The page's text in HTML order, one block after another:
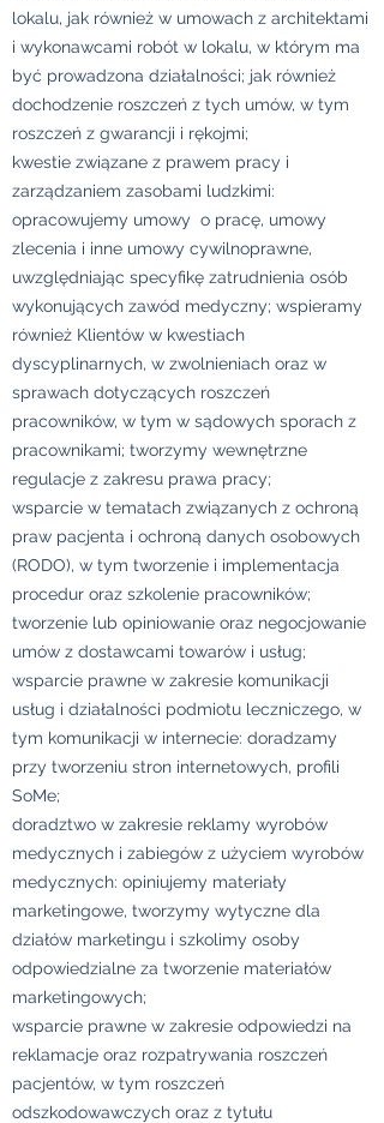
lokalu, jak również w umowach z architektami
i wykonawcami robót w lokalu, w którym ma
być prowadzona działalności; jak również
dochodzenie roszczeń z tych umów, w tym
roszczeń z gwarancji i rękojmi;
kwestie związane z prawem pracy i
zarządzaniem zasobami ludzkimi:
opracowujemy umowy o pracę, umowy
zlecenia i inne umowy cywilnoprawne,
uwzględniając specyfikę zatrudnienia osób
wykonujących zawód medyczny; wspieramy
również Klientów w kwestiach
dyscyplinarnych, w zwolnieniach oraz w
sprawach dotyczących roszczeń
pracowników, w tym w sądowych sporach z
pracownikami; tworzymy wewnętrzne
regulacje z zakresu prawa pracy;
wsparcie w tematach związanych z ochroną
praw pacjenta i ochroną danych osobowych
(RODO), w tym tworzenie i implementacja
procedur oraz szkolenie pracowników;
tworzenie lub opiniowanie oraz negocjowanie
umów z dostawcami towarów i usług;
wsparcie prawne w zakresie komunikacji
usług i działalności podmiotu leczniczego, w
tym komunikacji w internecie: doradzamy
przy tworzeniu stron internetowych, profili
SoMe;
doradztwo w zakresie reklamy wyrobów
medycznych i zabiegów z użyciem wyrobów
medycznych: opiniujemy materiały
marketingowe, tworzymy wytyczne dla
działów marketingu i szkolimy osoby
odpowiedzialne za tworzenie materiałów
marketingowych;
wsparcie prawne w zakresie odpowiedzi na
reklamacje oraz rozpatrywania roszczeń
pacjentów, w tym roszczeń
odszkodowawczych oraz z tytułu